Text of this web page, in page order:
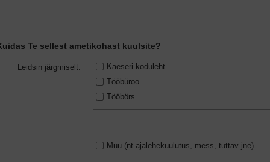
Te sellest ametikohast kuulsite?
Leidsin järgmiselt:
Kaeseri koduleht
Tööbüroo
Tööbörs
Muu (nt ajalehekuulutus, mess, tuttav jne)